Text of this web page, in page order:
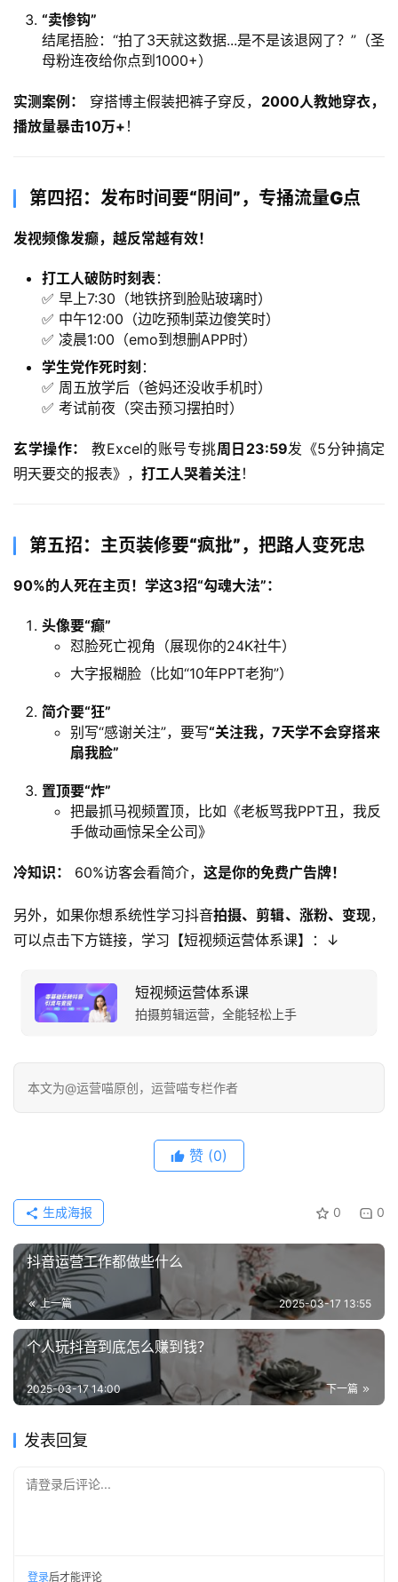
​“卖惨钩”​
结尾捂脸：“拍了3天就这数据...是不是该退网了？”（圣
母粉连夜给你点到1000+）
实测案例：​ 穿搭博主假装把裤子穿反，​ 2000人教她穿衣，
播放量暴击10万+ ！
第四招：发布时间要“阴间”，专捅流量G点
发视频像发癫，越反常越有效！​
打工人破防时刻表：
✅ 早上7:30（地铁挤到脸贴玻璃时）
✅ 中午12:00（边吃预制菜边傻笑时）
✅ 凌晨1:00（emo到想删APP时）
学生党作死时刻 ：
✅ 周五放学后（爸妈还没收手机时）
✅ 考试前夜（突击预习摆拍时）
玄学操作：​ 教Excel的账号专挑周日23:59发《5分钟搞定
明天要交的报表》，​ 打工人哭着关注！
第五招：主页装修要“疯批”，把路人变死忠
90%的人死在主页！学这3招“勾魂大法”：​
头像要“癫”​
怼脸死亡视角（展现你的24K社牛）
大字报糊脸（比如“10年PPT老狗”）
简介要“狂”​
别写“感谢关注”，要写​“关注我，7天学不会穿搭来
扇我脸”​
置顶要“炸”​
把最抓马视频置顶，比如《老板骂我PPT丑，我反
手做动画惊呆全公司》
冷知识：​ 60%访客会看简介，​ 这是你的免费广告牌！​
另外，如果你想系统性学习抖音拍摄、剪辑、涨粉、变现，
可以点击下方链接，学习【短视频运营体系课】：↓
短视频运营体系课
拍摄剪辑运营，全能轻松上手
本文为@运营喵原创，运营喵专栏作者
赞 (0)
0 0
生成海报
抖音运营工作都做些什么
上一篇 2025-03-17 13:55
个人玩抖音到底怎么赚到钱？
下一篇
2025-03-17 14:00
发表回复
请登录后评论...
登录后才能评论